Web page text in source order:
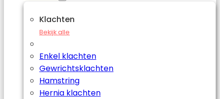
Klachten
Bekijk alle
Enkel klachten
Gewrichtsklachten
Hamstring
Hernia klachten